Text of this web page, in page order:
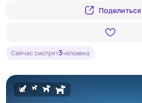
Поделиться
Сейчас смотрят3человека